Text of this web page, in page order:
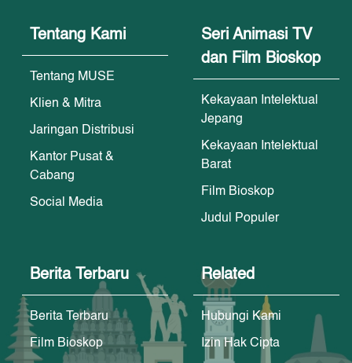
Tentang Kami
Tentang MUSE
Klien & Mitra
Jaringan Distribusi
Kantor Pusat &
Cabang
Social Media
Seri Animasi TV
dan Film Bioskop
Kekayaan Intelektual
Jepang
Kekayaan Intelektual
Barat
Film Bioskop
Judul Populer
Berita Terbaru
Berita Terbaru
Film Bioskop
Related
Hubungi Kami
Izin Hak Cipta